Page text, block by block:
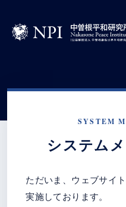
SYSTEM
システム
ただいま、ウェブサイ
実施しております。